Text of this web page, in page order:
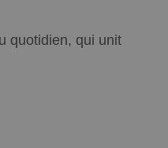
quotidien, qui unit